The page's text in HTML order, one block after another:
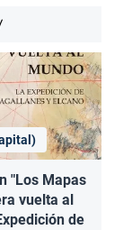
"Los Mapas
vuelta al
de